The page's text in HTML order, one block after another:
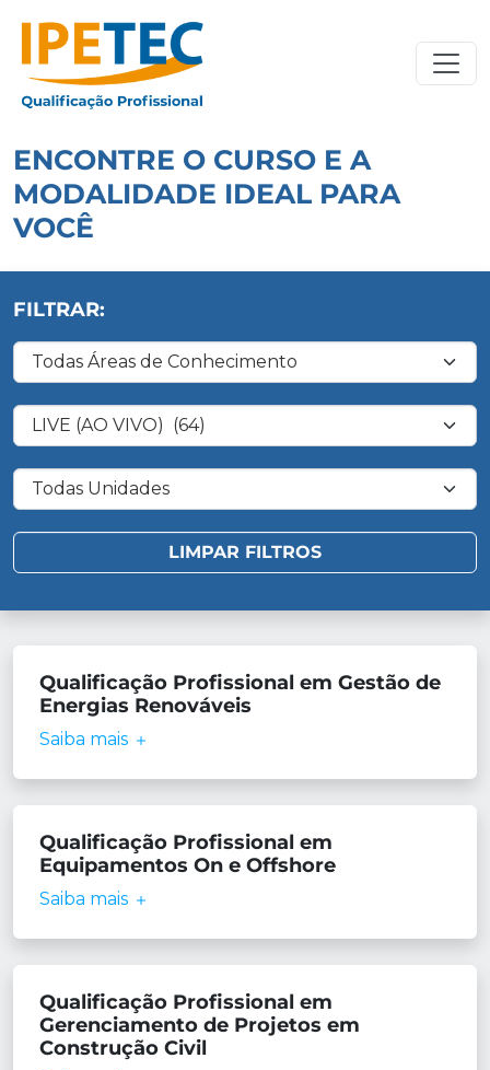
ENCONTRE O CURSO E A
MODALIDADE IDEAL PARA
VOCÊ
FILTRAR:
Filtrar por Área de Conhecimento
Filtrar por Modalidade
Filtrar por Unidade
Qualificação Profissional em Gestão de
Energias Renováveis
Saiba mais
Qualificação Profissional em
Equipamentos On e Offshore
Saiba mais
Qualificação Profissional em
Gerenciamento de Projetos em
Construção Civil